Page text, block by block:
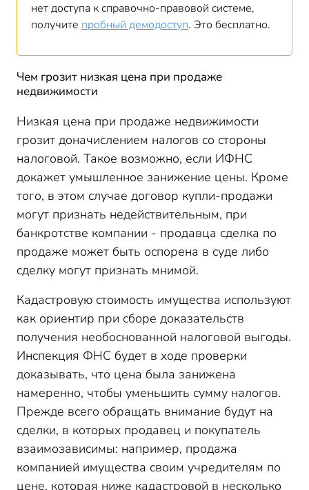
нет доступа к справочно-правовой системе,
получите пробный демодоступ. Это бесплатно.
Чем грозит низкая цена при продаже
недвижимости
Низкая цена при продаже недвижимости
грозит доначислением налогов со стороны
налоговой. Такое возможно, если ИФНС
докажет умышленное занижение цены. Кроме
того, в этом случае договор купли-продажи
могут признать недействительным, при
банкротстве компании - продавца сделка по
продаже может быть оспорена в суде либо
сделку могут признать мнимой.
Кадастровую стоимость имущества используют
как ориентир при сборе доказательств
получения необоснованной налоговой выгоды.
Инспекция ФНС будет в ходе проверки
доказывать, что цена была занижена
намеренно, чтобы уменьшить сумму налогов.
Прежде всего обращать внимание будут на
сделки, в которых продавец и покупатель
взаимозависимы: например, продажа
компанией имущества своим учредителям по
цене, которая ниже кадастровой в несколько